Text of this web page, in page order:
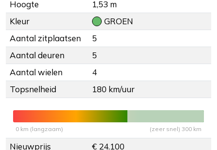
Hoogte
1,53 m
Kleur
GROEN
Aantal zitplaatsen
5
Aantal deuren
5
Aantal wielen
4
Topsnelheid
180 km/uur
0 km (langzaam) (zeer snel) 300 km
Nieuwprijs
€ 24.100